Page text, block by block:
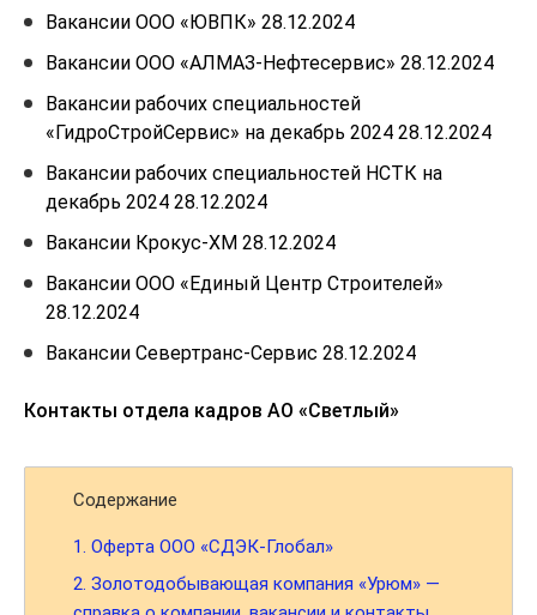
Вакансии ООО «ЮВПК» 28.12.2024
Вакансии ООО «АЛМАЗ-Нефтесервис» 28.12.2024
Вакансии рабочих специальностей
«ГидроСтройСервис» на декабрь 2024 28.12.2024
Вакансии рабочих специальностей НСТК на
декабрь 2024 28.12.2024
Вакансии Крокус-ХМ 28.12.2024
Вакансии ООО «Единый Центр Строителей»
28.12.2024
Вакансии Севертранс-Сервис 28.12.2024
Контакты отдела кадров АО «Светлый»
Содержание
1. Оферта ООО «СДЭК-Глобал»
2. Золотодобывающая компания «Урюм» —